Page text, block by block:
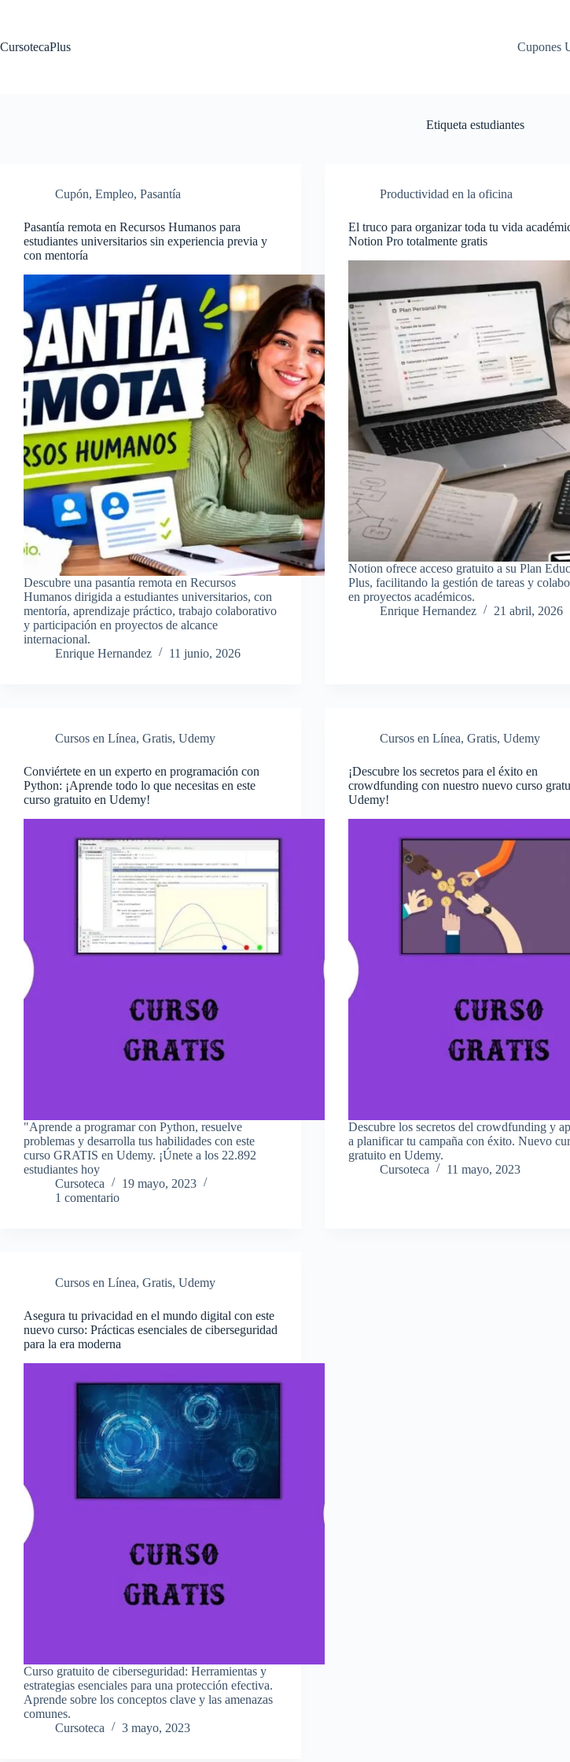
CursotecaPlus
Cupones
Etiqueta estudiantes
Cupón, Empleo, Pasantía
Pasantía remota en Recursos Humanos para
estudiantes universitarios sin experiencia previa y
con mentoría
Descubre una pasantía remota en Recursos
Humanos dirigida a estudiantes universitarios, con
mentoría, aprendizaje práctico, trabajo colaborativo
y participación en proyectos de alcance
internacional.
Enrique Hernandez
11 junio, 2026
Productividad en la oficina
El truco para organizar toda tu vida
Notion Pro totalmente gratis
Notion ofrece acceso gratuito a su Plan
Plus, facilitando la gestión de tareas y
en proyectos académicos.
Enrique Hernandez
21 abril, 2026
Cursos en Línea, Gratis, Udemy
Conviértete en un experto en programación con
Python: ¡Aprende todo lo que necesitas en este
curso gratuito en Udemy!
"Aprende a programar con Python, resuelve
problemas y desarrolla tus habilidades con este
curso GRATIS en Udemy. ¡Únete a los 22.892
estudiantes hoy
Cursoteca
19 mayo, 2023
1 comentario
Cursos en Línea,Gratis,Udemy
¡Descubre los secretos para el éxito en
crowdfunding con nuestro nuevo curso
Udemy!
Descubre los secretos del crowdfunding y
a planificar tu campaña con éxito. Nuevo
gratuito en Udemy.
Cursoteca
11 mayo, 2023
Cursos en Línea, Gratis, Udemy
Asegura tu privacidad en el mundo digital con este
nuevo curso: Prácticas esenciales de ciberseguridad
para la era moderna
Curso gratuito de ciberseguridad: Herramientas y
estrategias esenciales para una protección efectiva.
Aprende sobre los conceptos clave y las amenazas
comunes.
Cursoteca
3 mayo, 2023